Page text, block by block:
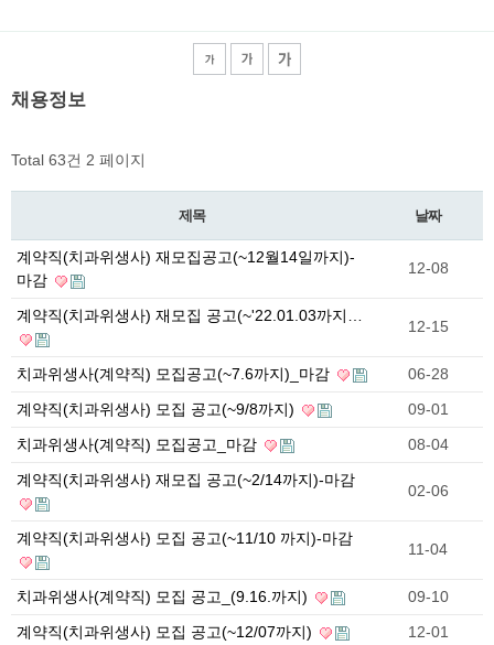
채용정보
Total 63건 2 페이지
제목 날짜
계약직(치과위생사) 재모집공고(~12월14일까지)-
마감
12-08
계약직(치과위생사) 재모집 공고(~'22.01.03까지…
12-15
치과위생사(계약직) 모집공고(~7.6까지)_마감
06-28
계약직(치과위생사) 모집 공고(~9/8까지)
09-01
치과위생사(계약직) 모집공고_마감
08-04
계약직(치과위생사) 재모집 공고(~2/14까지)-마감
02-06
계약직(치과위생사) 모집 공고(~11/10 까지)-마감
11-04
치과위생사(계약직) 모집 공고_(9.16.까지)
09-10
계약직(치과위생사) 모집 공고(~12/07까지)
12-01